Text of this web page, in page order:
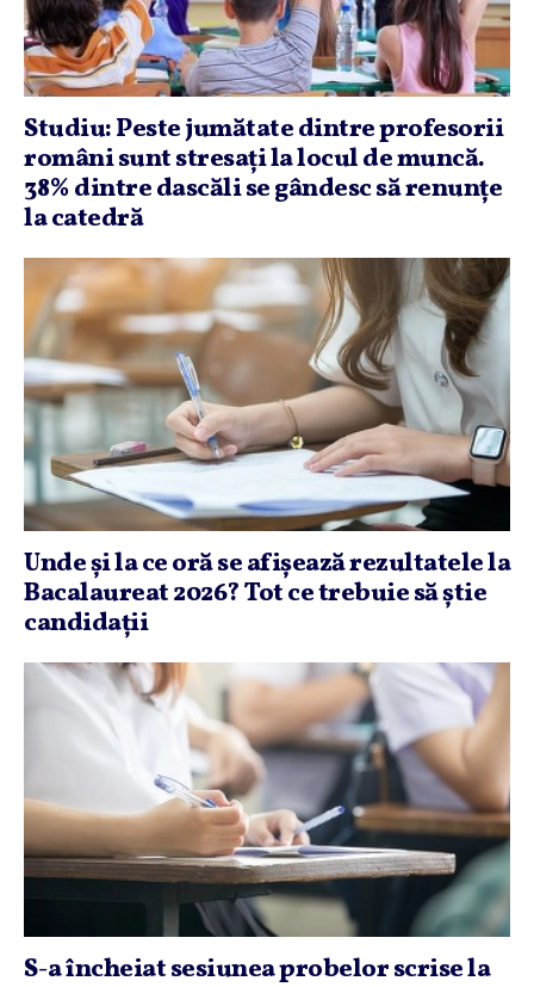
Studiu: Peste jumătate dintre profesorii
români sunt stresaţi la locul de muncă.
38% dintre dascăli se gândesc să renunţe
la catedră
Unde şi la ce oră se afişează rezultatele la
Bacalaureat 2026? Tot ce trebuie să ştie
candidaţii
S-a încheiat sesiunea probelor scrise la